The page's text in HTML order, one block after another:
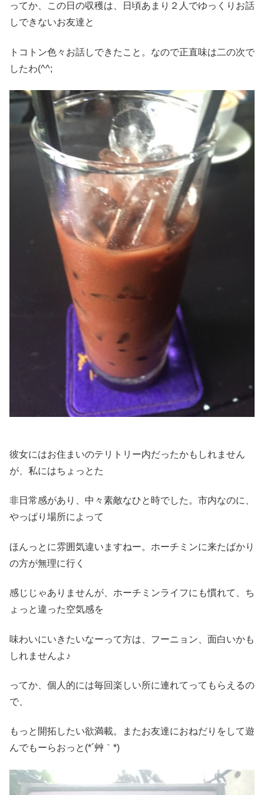
ってか、この日の収穫は、日頃あまり２人でゆっくりお話
しできないお友達と
トコトン色々お話しできたこと。なので正直味は二の次で
したわ(^^;
彼女にはお住まいのテリトリー内だったかもしれません
が、私にはちょっとた
非日常感があり、中々素敵なひと時でした。市内なのに、
やっぱり場所によって
ほんっとに雰囲気違いますねー。ホーチミンに来たばかり
の方が無理に行く
感じじゃありませんが、ホーチミンライフにも慣れて、ち
ょっと違った空気感を
味わいにいきたいなーって方は、フーニョン、面白いかも
しれませんよ♪
ってか、個人的には毎回楽しい所に連れてってもらえるの
で、
もっと開拓したい欲満載。またお友達におねだりをして遊
んでもーらおっと(*´艸｀*)